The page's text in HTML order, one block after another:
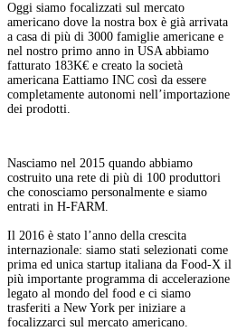
Oggi siamo focalizzati sul mercato
americano dove la nostra box è già arrivata
a casa di più di 3000 famiglie americane e
nel nostro primo anno in USA abbiamo
fatturato 183K€ e creato la società
americana Eattiamo INC così da essere
completamente autonomi nell’importazione
dei prodotti.
Nasciamo nel 2015 quando abbiamo
costruito una rete di più di 100 produttori
che conosciamo personalmente e siamo
entrati in H-FARM.
Il 2016 è stato l’anno della crescita
internazionale: siamo stati selezionati come
prima ed unica startup italiana da Food-X il
più importante programma di accelerazione
legato al mondo del food e ci siamo
trasferiti a New York per iniziare a
focalizzarci sul mercato americano.